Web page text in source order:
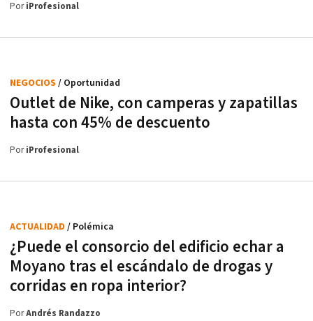
PoriProfesional
Outlet de Nike, con camperas y zapatillas
hasta con 45% de descuento
NEGOCIOS / Oportunidad
PoriProfesional
¿Puede el consorcio del edificio echar a
Moyano tras el escándalo de drogas y
corridas en ropa interior?
ACTUALIDAD / Polémica
PorAndrés Randazzo